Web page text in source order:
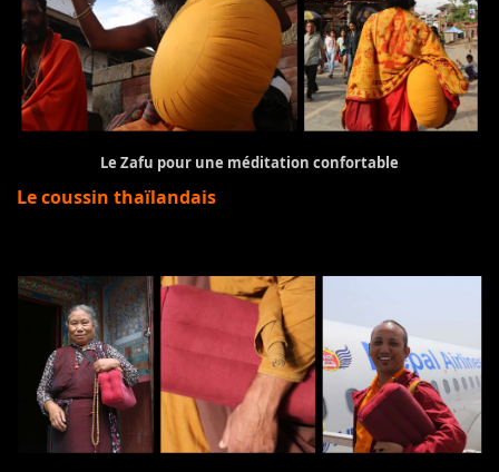
Le Zafu pour une méditation confortable
Le coussin thaïlandais